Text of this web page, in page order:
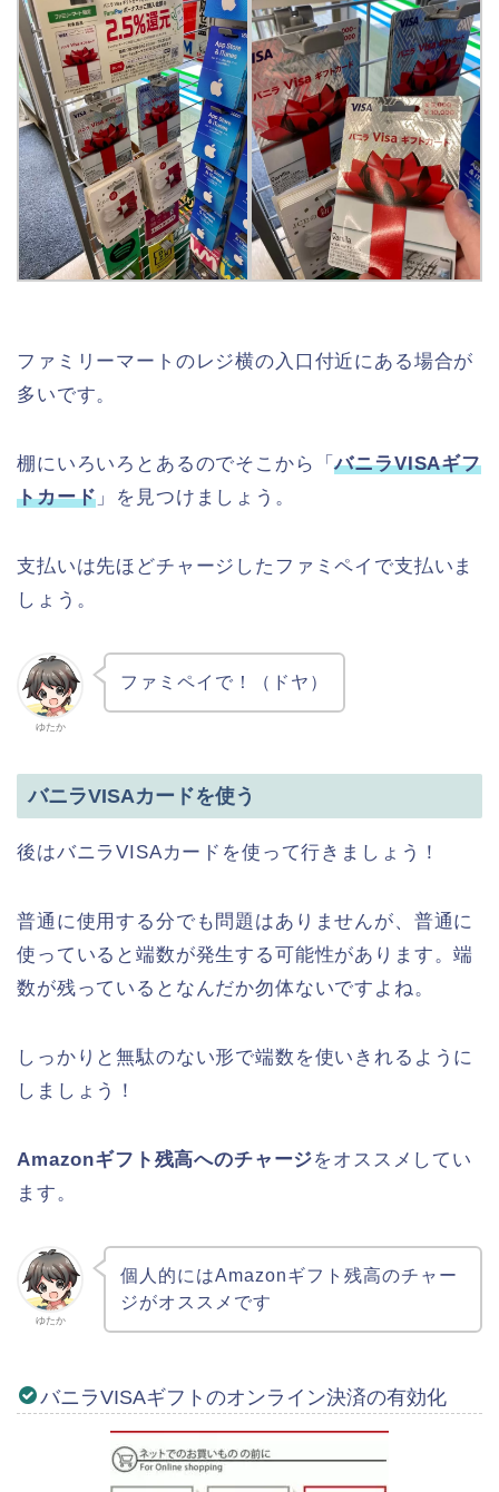
ファミリーマートのレジ横の入口付近にある場合が
多いです。
棚にいろいろとあるのでそこから「バニラVISAギフ
トカード 」を見つけましょう。
支払いは先ほどチャージしたファミペイで支払いま
しょう。
ゆたか
ファミペイで！（ドヤ）
バニラVISAカードを使う
後はバニラVISAカードを使って行きましょう！
普通に使用する分でも問題はありませんが、普通に
使っていると端数が発生する可能性があります。端
数が残っているとなんだか勿体ないですよね。
しっかりと無駄のない形で端数を使いきれるように
しましょう！
Amazonギフト残高へのチャージをオススメしてい
ます。
ゆたか
個人的にはAmazonギフト残高のチャー
ジがオススメです
バニラVISAギフトのオンライン決済の有効化